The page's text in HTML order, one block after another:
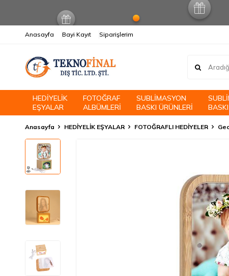
Anasayfa Bayi Kayıt Siparişlerim
HEDİYELİK
EŞYALAR
FOTOĞRAF
ALBÜMLERİ
SUBLİMASYON
BASKI ÜRÜNLERİ
Anasayfa HEDİYELİK EŞYALAR FOTOĞRAFLI HEDİYELER